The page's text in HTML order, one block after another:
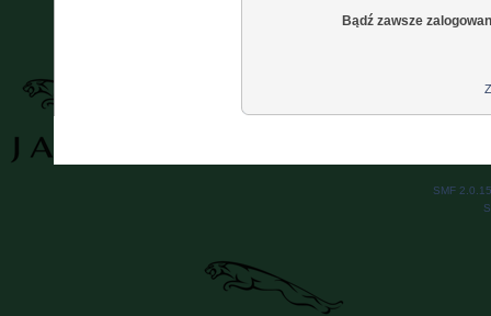
Bądź zawsze
SMF 2.0.15